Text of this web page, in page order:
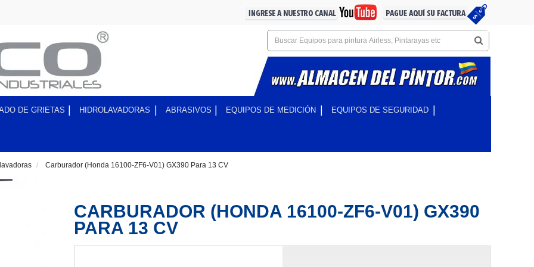
DE GRIETAS HIDROLAVADORAS ABRASIVOS EQUIPOS DE MEDICIÓN EQUIPOS DE SEGURIDAD
> Carburador (Honda 16100-ZF6-V01) GX390 Para 13 CV
CARBURADOR (HONDA 16100-ZF6-V01) GX390
PARA 13 CV